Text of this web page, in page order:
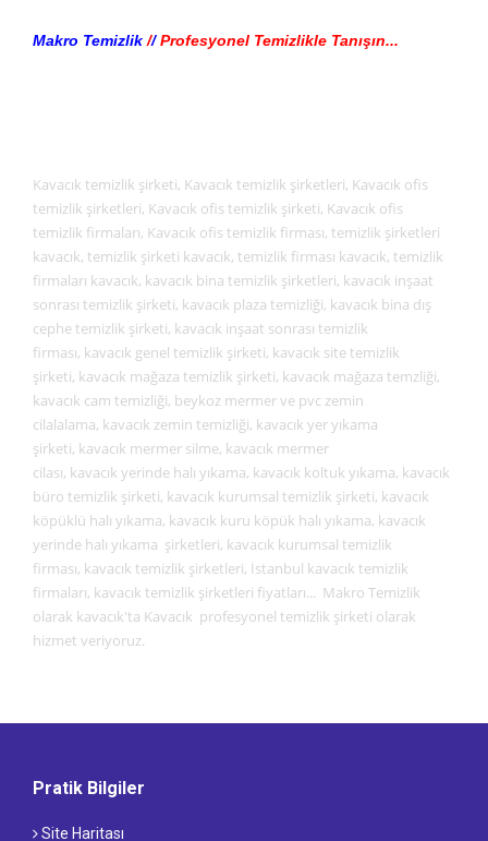
Makro Temizlik // Profesyonel Temizlikle Tanışın...
Kavacık temizlik şirketi, Kavacık temizlik şirketleri, Kavacık ofis
temizlik şirketleri, Kavacık ofis temizlik şirketi, Kavacık ofis
temizlik firmaları, Kavacık ofis temizlik firması, temizlik şirketleri
kavacık, temizlik şirketi kavacık, temizlik firması kavacık, temizlik
firmaları kavacık, kavacık bina temizlik şirketleri, kavacık inşaat
sonrası temizlik şirketi, kavacık plaza temizliği, kavacık bina dış
cephe temizlik şirketi, kavacık inşaat sonrası temizlik
firması, kavacık genel temizlik şirketi, kavacık site temizlik
şirketi, kavacık mağaza temizlik şirketi, kavacık mağaza temzliği,
kavacık cam temizliği, beykoz mermer ve pvc zemin
cilalalama, kavacık zemin temizliği, kavacık yer yıkama
şirketi, kavacık mermer silme, kavacık mermer
cilası, kavacık yerinde halı yıkama, kavacık koltuk yıkama, kavacık
büro temizlik şirketi, kavacık kurumsal temizlik şirketi, kavacık
köpüklü halı yıkama, kavacık kuru köpük halı yıkama, kavacık
yerinde halı yıkama şirketleri, kavacık kurumsal temizlik
firması, kavacık temizlik şirketleri, İstanbul kavacık temizlik
firmaları, kavacık temizlik şirketleri fiyatları... Makro Temizlik
olarak kavacık'ta Kavacık profesyonel temizlik şirketi olarak
hizmet veriyoruz.
Pratik Bilgiler
Site Haritası